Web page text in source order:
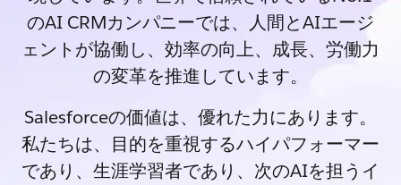
のAI CRMカンパニーでは、人間とAIエージ
ェントが協働し、効率の向上、成長、労働力
の変革を推進しています。
Salesforceの価値は、優れた力にあります。
私たちは、目的を重視するハイパフォーマー
であり、生涯学習者であり、次のAIを担うイ